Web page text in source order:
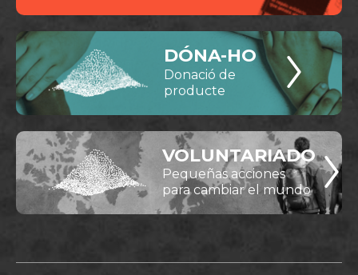
DÓNA-HO
Donació de
producte
VOLUNTARIADO
Pequeñas acciones
para cambiar el mundo